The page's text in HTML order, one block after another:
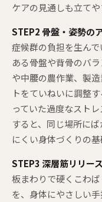
ケアの見通しも立てや
STEP2 骨盤・姿勢の
症候群の負担を生ん
ある骨盤や背骨のバ
や中腰の農作業、製
トをていねいに調整
っていた過度なスト
すると、同じ場所に
にくい身体づくりの基
STEP3 深層筋リリー
板まわりで硬くこわ
を、身体にやさしい